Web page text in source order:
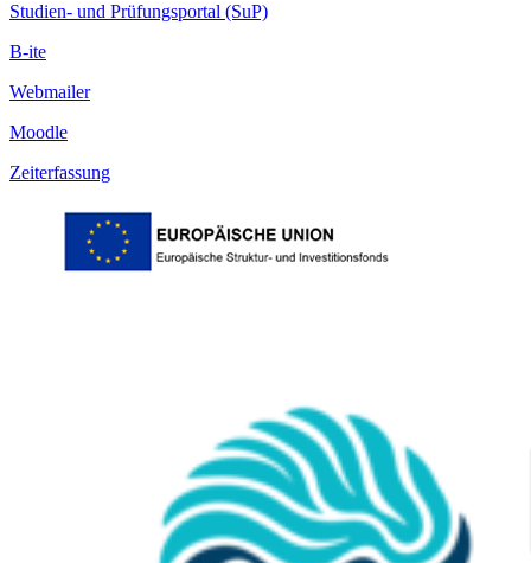
Studien- und Prüfungsportal (SuP)
B-ite
Webmailer
Moodle
Zeiterfassung